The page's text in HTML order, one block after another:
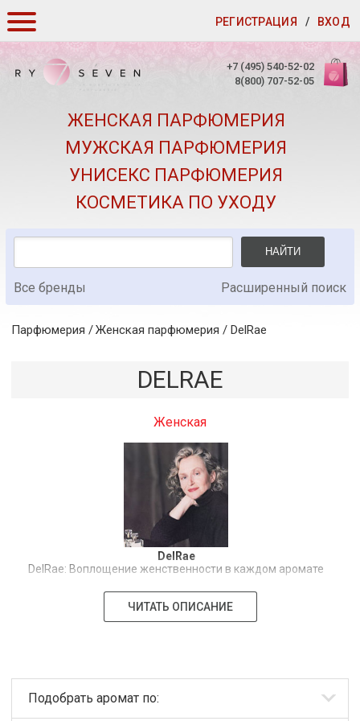
РЕГИСТРАЦИЯ / ВХОД
КАК ЗАКАЗАТЬ
СКИДКИ
КОНТАКТЫ
О КАЧЕСТВЕ
ПОДАРКИ К ЗАКАЗАМ
+7 (495) 540-52-02
8(800) 707-52-05
ЖЕНСКАЯ ПАРФЮМЕРИЯ
МУЖСКАЯ ПАРФЮМЕРИЯ
УНИСЕКС ПАРФЮМЕРИЯ
КОСМЕТИКА ПО УХОДУ
НАЙТИ
Все бренды Расширенный поиск
Парфюмерия Женская парфюмерия / DelRae
DELRAE
Женская
DelRae
DelRae: Воплощение женственности в каждом аромате
DelRae – это больше, чем просто бренд женской
парфюмерии; это история, рассказанная через
изысканные композиции, созданные для современных
аромат, это эмоция, стиль жизни, отражение
ЧИТАТЬ ОПИСАНИЕ
Подобрать аромат по: